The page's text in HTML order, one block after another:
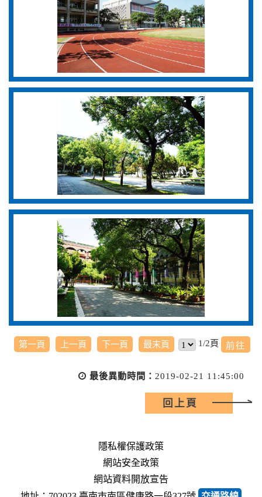
第一頁 上一頁 下一頁 最末頁 1/2頁
最後異動時間： 2019-02-21 11:45:00
回上頁
隱私權保護政策
網站安全政策
網站資料開放宣告